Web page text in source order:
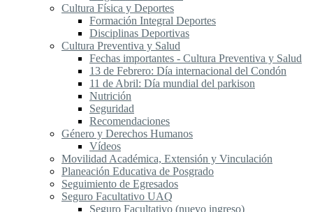
Cultura Física y Deportes
Formación Integral Deportes
Disciplinas Deportivas
Cultura Preventiva y Salud
Fechas importantes - Cultura Preventiva y Salud
13 de Febrero: Día internacional del Condón
11 de Abril: Día mundial del parkison
Nutrición
Seguridad
Recomendaciones
Género y Derechos Humanos
Vídeos
Movilidad Académica, Extensión y Vinculación
Planeación Educativa de Posgrado
Seguimiento de Egresados
Seguro Facultativo UAQ
Seguro Facultativo (nuevo ingreso)